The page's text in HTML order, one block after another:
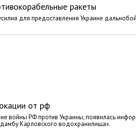
ракеты
для предоставления Украине
от рф
войны РФ против Украины, появилась
Карловского водохранилища».